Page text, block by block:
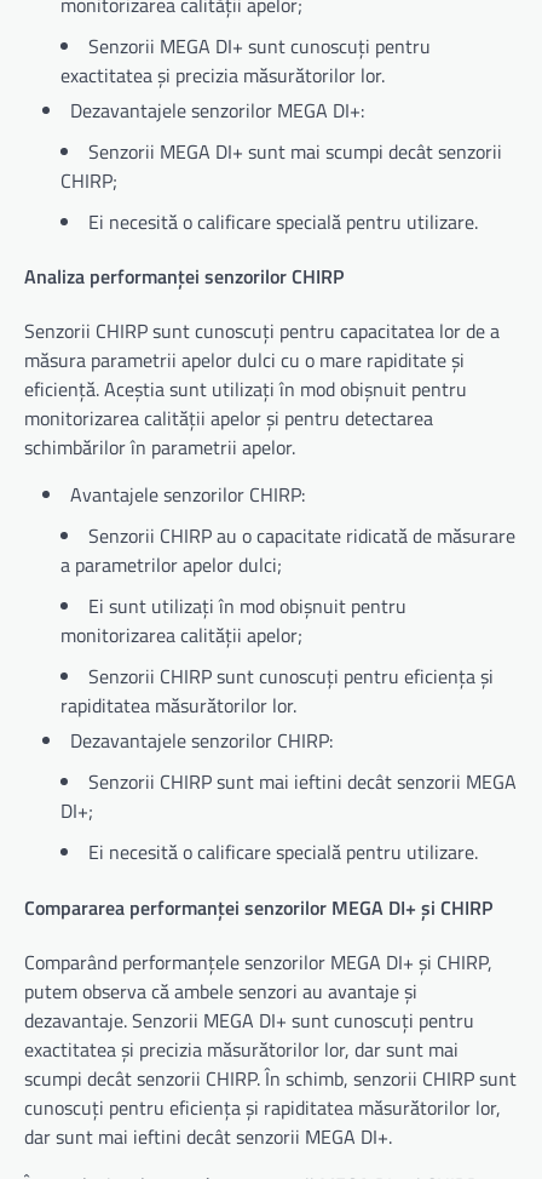
Senzorii MEGA DI+ sunt cunoscuți pentru
exactitatea și precizia măsurătorilor lor.
Dezavantajele senzorilor MEGA DI+:
Senzorii MEGA DI+ sunt mai scumpi decât senzorii
CHIRP;
Ei necesită o calificare specială pentru utilizare.
Analiza performanței senzorilor CHIRP
Senzorii CHIRP sunt cunoscuți pentru capacitatea lor de a
măsura parametrii apelor dulci cu o mare rapiditate și
eficiență. Aceștia sunt utilizați în mod obișnuit pentru
monitorizarea calității apelor și pentru detectarea
schimbărilor în parametrii apelor.
Avantajele senzorilor CHIRP:
Senzorii CHIRP au o capacitate ridicată de măsurare
a parametrilor apelor dulci;
Ei sunt utilizați în mod obișnuit pentru
monitorizarea calității apelor;
Senzorii CHIRP sunt cunoscuți pentru eficiența și
rapiditatea măsurătorilor lor.
Dezavantajele senzorilor CHIRP:
Senzorii CHIRP sunt mai ieftini decât senzorii MEGA
DI+;
Ei necesită o calificare specială pentru utilizare.
Compararea performanței senzorilor MEGA DI+ și CHIRP
Comparând performanțele senzorilor MEGA DI+ și CHIRP,
putem observa că ambele senzori au avantaje și
dezavantaje. Senzorii MEGA DI+ sunt cunoscuți pentru
exactitatea și precizia măsurătorilor lor, dar sunt mai
scumpi decât senzorii CHIRP. În schimb, senzorii CHIRP sunt
cunoscuți pentru eficiența și rapiditatea măsurătorilor lor,
dar sunt mai ieftini decât senzorii MEGA DI+.